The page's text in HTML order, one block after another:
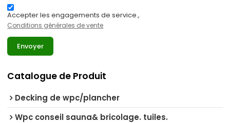
Accepter les engagements de service.,
Conditions générales de vente
Envoyer
Catalogue de Produit
Decking de wpc/plancher
Wpc conseil sauna& bricolage. tuiles.